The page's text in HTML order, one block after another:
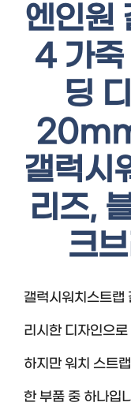
엔인원
4 가죽
딩
갤럭시
리즈,
크
갤럭시워치스트랩
리시한 디자인으
하지만 워치 스트
한 부품 중 하나입